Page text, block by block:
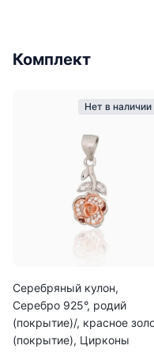
Комплект
Нет в наличии
Серебряный кулон,
Серебро 925°, родий
(покрытие)/, красное
(покрытие), Цирконы